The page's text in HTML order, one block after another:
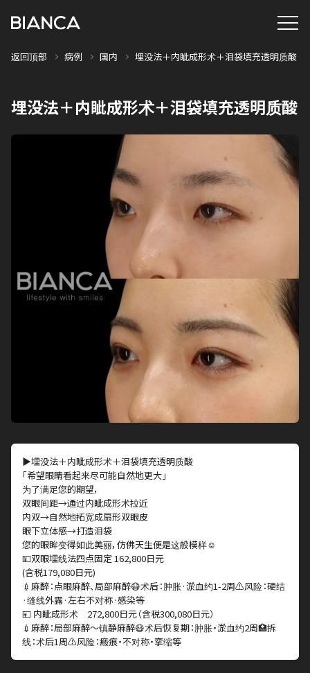
返回顶部 病例 国内 埋没法＋内眦成形术＋泪袋填充透明质酸
埋没法＋内眦成形术＋泪袋填充透明质酸
▶埋没法＋内眦成形术＋泪袋填充透明质酸
「希望眼睛看起来尽可能自然地更大」
为了满足您的期望，
双眼间距→通过内眦成形术拉近
内双→自然地拓宽成扇形双眼皮
眼下立体感→打造泪袋
您的眼眸变得如此美丽，仿佛天生便是这般模样☺️
💴双眼埋线法四点固定 162,800日元
(含税179,080日元)
💉麻醉：点眼麻醉、局部麻醉😷术后：肿胀·淤血约1-2周⚠️风险：硬结
·缝线外露·左右不对称·感染等
💴 内眦成形术 272,800日元（含税300,080日元）
💉麻醉：局部麻醉～镇静麻醉😷术后恢复期：肿胀・淤血约2周🏥拆
线：术后1周⚠️风险：瘢痕・不对称・挛缩等